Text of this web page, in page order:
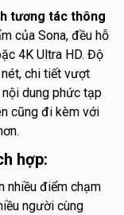
tương tác thông
của Sona, đều hỗ
4K Ultra HD. Độ
chi tiết vượt
dung phức tạp
cũng đi kèm với
hợp:
nhiều điểm chạm
người cùng